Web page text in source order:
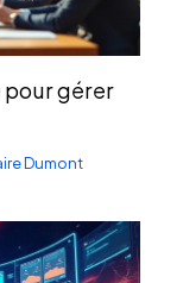
pour gérer
Dumont